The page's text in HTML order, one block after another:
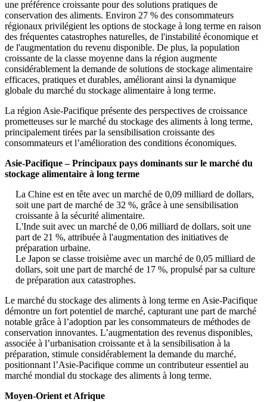
une préférence croissante pour des solutions pratiques de
conservation des aliments. Environ 27 % des consommateurs
régionaux privilégient les options de stockage à long terme en raison
des fréquentes catastrophes naturelles, de l'instabilité économique et
de l'augmentation du revenu disponible. De plus, la population
croissante de la classe moyenne dans la région augmente
considérablement la demande de solutions de stockage alimentaire
efficaces, pratiques et durables, améliorant ainsi la dynamique
globale du marché du stockage alimentaire à long terme.
La région Asie-Pacifique présente des perspectives de croissance
prometteuses sur le marché du stockage des aliments à long terme,
principalement tirées par la sensibilisation croissante des
consommateurs et l’amélioration des conditions économiques.
Asie-Pacifique – Principaux pays dominants sur le marché du
stockage alimentaire à long terme
La Chine est en tête avec un marché de 0,09 milliard de dollars,
soit une part de marché de 32 %, grâce à une sensibilisation
croissante à la sécurité alimentaire.
L'Inde suit avec un marché de 0,06 milliard de dollars, soit une
part de 21 %, attribuée à l'augmentation des initiatives de
préparation urbaine.
Le Japon se classe troisième avec un marché de 0,05 milliard de
dollars, soit une part de marché de 17 %, propulsé par sa culture
de préparation aux catastrophes.
Le marché du stockage des aliments à long terme en Asie-Pacifique
démontre un fort potentiel de marché, capturant une part de marché
notable grâce à l’adoption par les consommateurs de méthodes de
conservation innovantes. L’augmentation des revenus disponibles,
associée à l’urbanisation croissante et à la sensibilisation à la
préparation, stimule considérablement la demande du marché,
positionnant l’Asie-Pacifique comme un contributeur essentiel au
marché mondial du stockage des aliments à long terme.
Moyen-Orient et Afrique